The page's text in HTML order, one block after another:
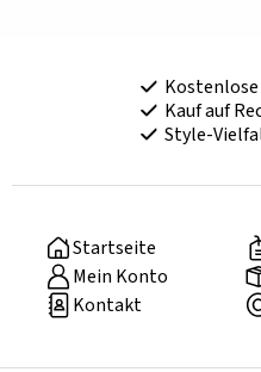
Kostenlose
Kauf auf
Style-
Startseite
Mein Konto
Kontakt